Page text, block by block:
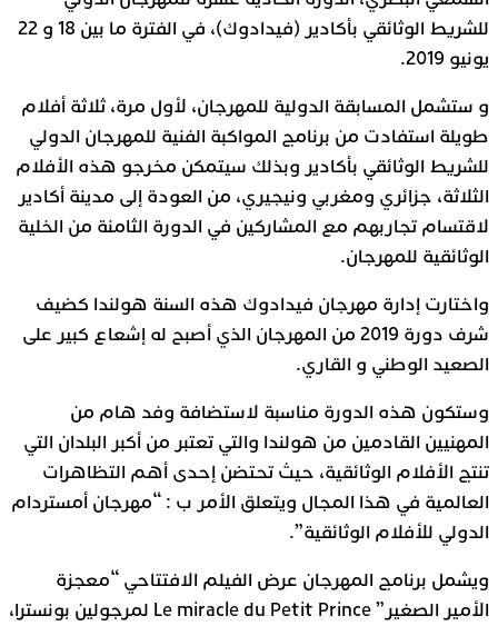
للشريط الوثائقي بأكادير (فيدادوك)، في الفترة ما بين 18 و 22
يونيو 2019.
و ستشمل المسابقة الدولية للمهرجان، لأول مرة، ثلاثة أفلام
طويلة استفادت من برنامج المواكبة الفنية للمهرجان الدولي
للشريط الوثائقي بأكادير وبذلك سيتمكن مخرجو هذه الأفلام
الثلاثة، جزائري ومغربي ونيجيري، من العودة إلى مدينة أكادير
لاقتسام تجاربهم مع المشاركين في الدورة الثامنة من الخلية
الوثائقية للمهرجان.
واختارت إدارة مهرجان فيدادوك هذه السنة هولندا كضيف
شرف دورة 2019 من المهرجان الذي أصبح له إشعاع كبير على
الصعيد الوطني و القاري.
وستكون هذه الدورة مناسبة لاستضافة وفد هام من
المهنيين القادمين من هولندا والتي تعتبر من أكبر البلدان التي
تنتج الأفلام الوثائقية، حيث تحتضن إحدى أهم التظاهرات
العالمية في هذا المجال ويتعلق الأمر ب : “مهرجان أمستردام
الدولي للأفلام الوثائقية”.
ويشمل برنامج المهرجان عرض الفيلم الافتتاحي “معجزة
الأمير الصغير” Le miracle du Petit Prince لمرجولين بونسترا،